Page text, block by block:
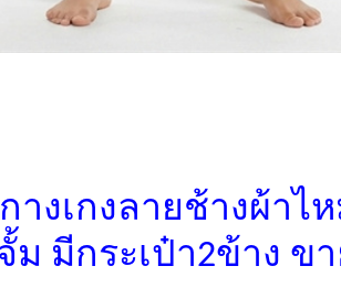
กางเกงลายช้างผ้าไ
ม มีกระเป๋า2ข้าง ข